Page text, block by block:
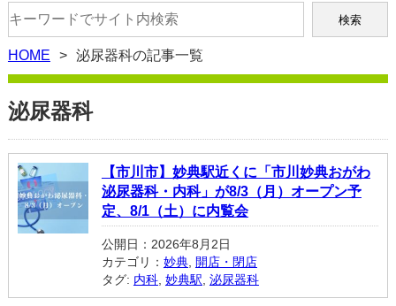
HOME 泌尿器科の記事一覧
泌尿器科
【市川市】妙典駅近くに「市川妙典おがわ
泌尿器科・内科」が8/3（月）オープン予
定、8/1（土）に内覧会
公開日：2026年8月2日
カテゴリ： 妙典, 開店・閉店
タグ: 内科, 妙典駅 泌尿器科